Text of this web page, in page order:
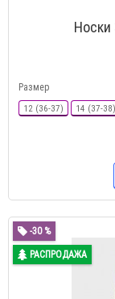
Носки
Размер
12 (36-37) 14 (37-38)
-30 %
РАСПРОДАЖА